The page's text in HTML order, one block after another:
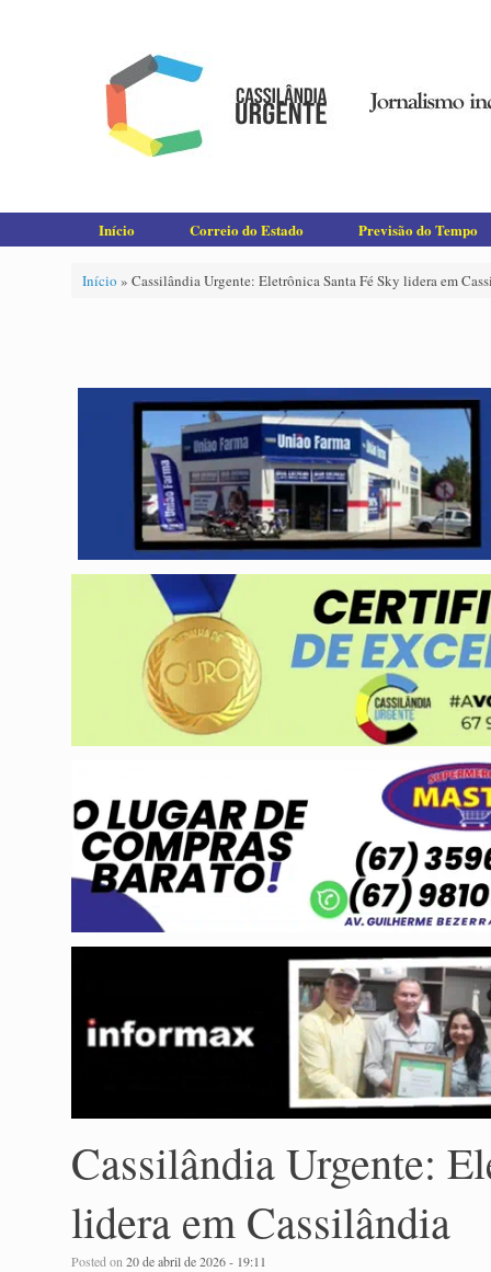
Início Correio do Estado Previsão do Tempo
Início » Cassilândia Urgente: Eletrônica Santa Fé Sky lidera em
Cassilândia Urgente:
lidera em Cassilândia
Posted on20 de abril de 2026 - 19:11